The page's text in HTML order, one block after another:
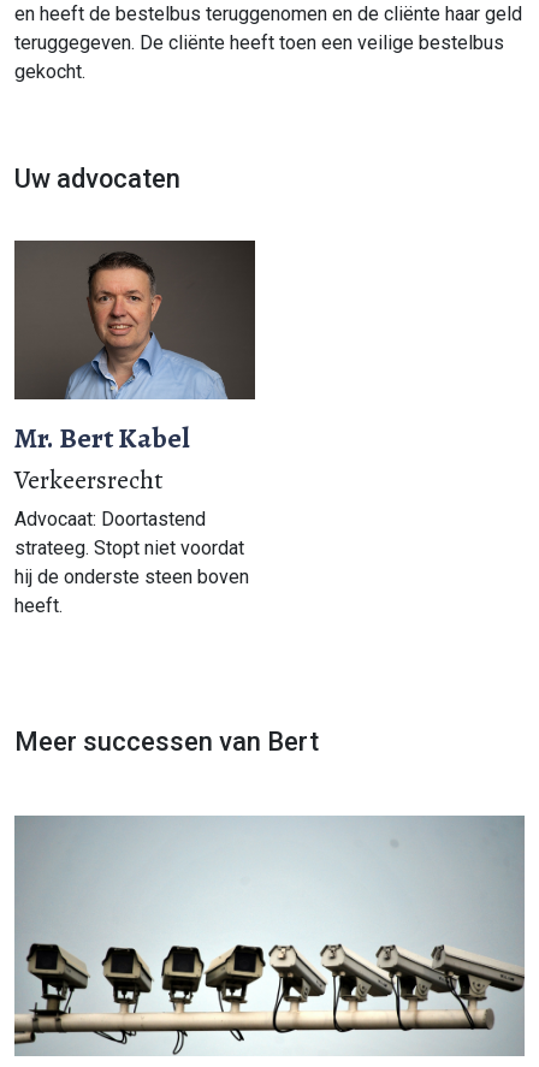
en heeft de bestelbus teruggenomen en de cliënte haar geld
teruggegeven. De cliënte heeft toen een veilige bestelbus
gekocht.
Uw advocaten
Mr. Bert Kabel
Verkeersrecht
Advocaat: Doortastend
strateeg. Stopt niet voordat
hij de onderste steen boven
heeft.
Meer successen van Bert